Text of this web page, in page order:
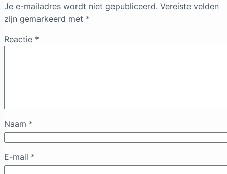
Je e-mailadres wordt niet gepubliceerd. Vereiste velden
zijn gemarkeerd met *
Reactie *
Naam *
E-mail *